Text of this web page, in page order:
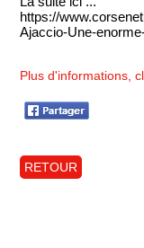
https://
Ajaccio-Une-
Plus d'informations,
RETOUR